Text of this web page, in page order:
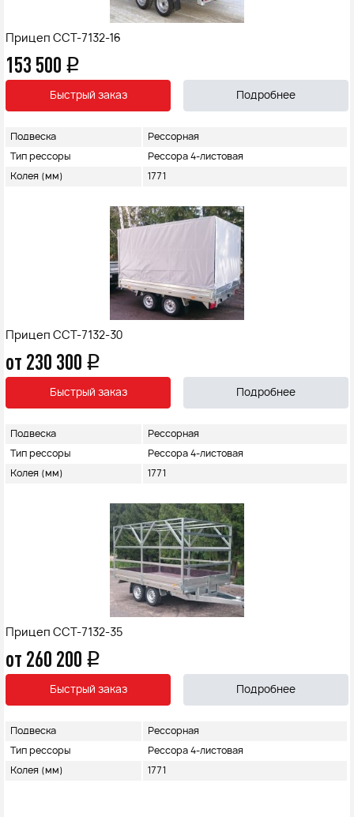
Прицеп ССТ-7132-16
153 500 q
Быстрый заказ Подробнее
Подвеска Рессорная
Тип рессоры Рессора 4-листовая
Колея (мм) 1771
Прицеп ССТ-7132-30
от 230 300 q
Быстрый заказ Подробнее
Подвеска Рессорная
Тип рессоры Рессора 4-листовая
Колея (мм) 1771
Прицеп ССТ-7132-35
от 260 200 q
Быстрый заказ Подробнее
Подвеска Рессорная
Тип рессоры Рессора 4-листовая
Колея (мм) 1771